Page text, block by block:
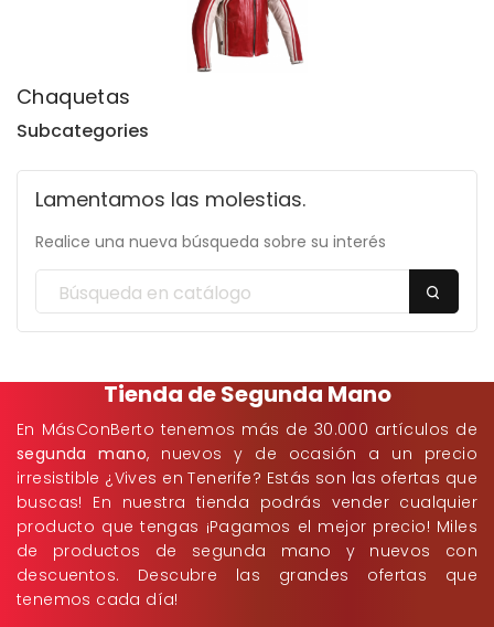
Chaquetas
Subcategories
Lamentamos las molestias.
Realice una nueva búsqueda sobre su interés
Tienda de Segunda Mano
En MásConBerto tenemos más de 30.000 artículos de
segunda mano, nuevos y de ocasión a un precio
irresistible ¿Vives en Tenerife? Estás son las ofertas que
buscas! En nuestra tienda podrás vender cualquier
producto que tengas ¡Pagamos el mejor precio! Miles
de productos de segunda mano y nuevos con
descuentos. Descubre las grandes ofertas que
tenemos cada día!